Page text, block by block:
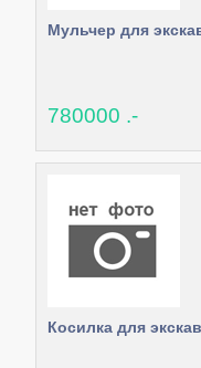
Мульчер для
780000 .-
Косилка для